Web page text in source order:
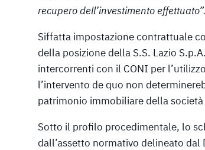
recupero dell’investimento effettuato”.
Siffatta impostazione contrattuale
della posizione della S.S. Lazio
intercorrenti con il CONI per
l’intervento de quo non
patrimonio immobiliare della
Sotto il profilo procedimentale, lo
dall’assetto normativo delineato